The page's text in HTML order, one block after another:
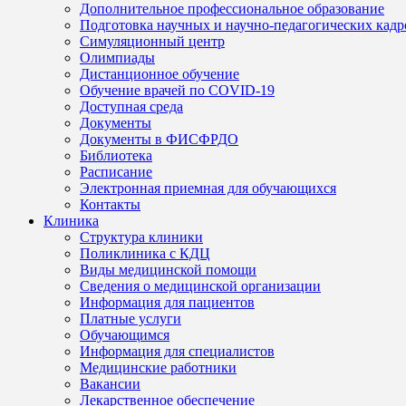
Дополнительное профессиональное образование
Подготовка научных и научно-педагогических
Симуляционный центр
Олимпиады
Дистанционное обучение
Обучение врачей по COVID-19
Доступная среда
Документы
Документы в ФИСФРДО
Библиотека
Расписание
Электронная приемная для обучающихся
Контакты
Клиника
Структура клиники
Поликлиника с КДЦ
Виды медицинской помощи
Сведения о медицинской организации
Информация для пациентов
Платные услуги
Обучающимся
Информация для специалистов
Медицинские работники
Вакансии
Лекарственное обеспечение